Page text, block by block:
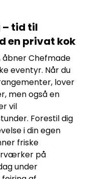
tid til
en privat kok
Chefmade
eventyr. Når du
lover
men også en
vil
Forestil dig
i din egen
friske
på
under